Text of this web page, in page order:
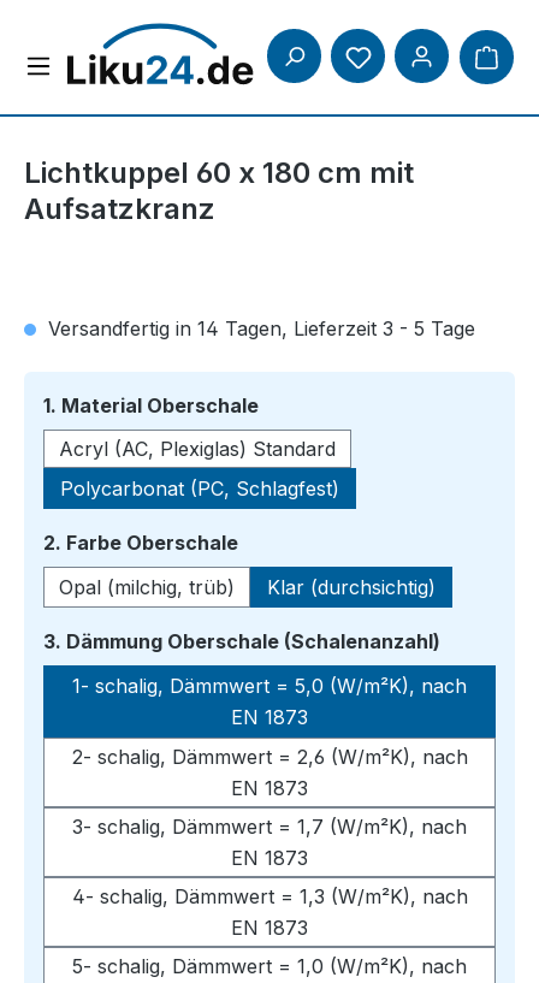
Zum Hauptinhalt springen
Lichtkuppel 60 x 180 cm mit
Aufsatzkranz
Versandfertig in 14 Tagen, Lieferzeit 3 - 5 Tage
1. Material Oberschaleauswählen
Acryl (AC, Plexiglas) Standard
Polycarbonat (PC, Schlagfest)
2. Farbe Oberschaleauswählen
Opal (milchig, trüb)
Klar (durchsichtig)
3. Dämmung Oberschale (Schalenanzahl)
1- schalig, Dämmwert = 5,0 (W/m²K), nach
EN 1873
2- schalig, Dämmwert = 2,6 (W/m²K), nach
EN 1873
3- schalig, Dämmwert = 1,7 (W/m²K), nach
EN 1873
4- schalig, Dämmwert = 1,3 (W/m²K), nach
EN 1873
5- schalig, Dämmwert = 1,0 (W/m²K), nach